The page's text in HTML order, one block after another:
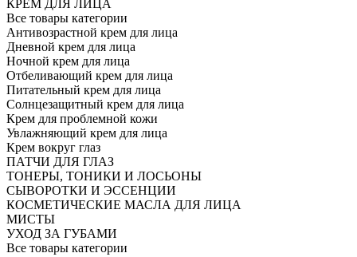
КРЕМ ДЛЯ ЛИЦА
Все товары категории
Антивозрастной крем для лица
Дневной крем для лица
Ночной крем для лица
Отбеливающий крем для лица
Питательный крем для лица
Солнцезащитный крем для лица
Крем для проблемной кожи
Увлажняющий крем для лица
Крем вокруг глаз
ПАТЧИ ДЛЯ ГЛАЗ
ТОНЕРЫ, ТОНИКИ И ЛОСЬОНЫ
СЫВОРОТКИ И ЭССЕНЦИИ
КОСМЕТИЧЕСКИЕ МАСЛА ДЛЯ ЛИЦА
МИСТЫ
УХОД ЗА ГУБАМИ
Все товары категории